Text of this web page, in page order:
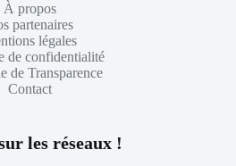
À propos
partenaires
légales
de confidentialité
de Transparence
Contact
les réseaux !